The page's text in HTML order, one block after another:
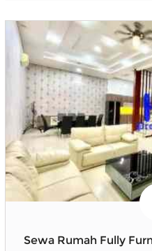
Sewa Rumah Fully